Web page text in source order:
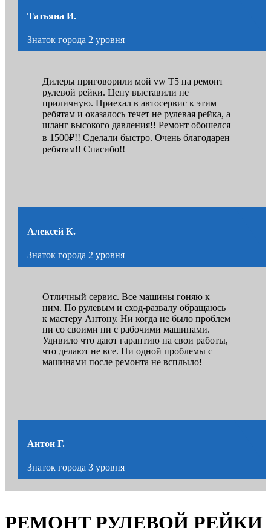
Татьяна И.
Знаток города 2 уровня
Дилеры приговорили мой vw Т5 на ремонт
рулевой рейки. Цену выставили не
приличную. Приехал в автосервис к этим
ребятам и оказалось течет не рулевая рейка, а
шланг высокого давления!! Ремонт обошелся
в 1500₽!! Сделали быстро. Очень благодарен
ребятам!! Спасибо!!
Алексей К.
Знаток города 2 уровня
Отличный сервис. Все машины гоняю к
ним. По рулевым и сход-развалу обращаюсь
к мастеру Антону. Ни когда не было проблем
ни со своими ни с рабочими машинами.
Удивило что дают гарантию на свои работы,
что делают не все. Ни одной проблемы с
машинами после ремонта не всплыло!
Антон Г.
Знаток города 3 уровня
РЕМОНТ РУЛЕВОЙ РЕЙКИ